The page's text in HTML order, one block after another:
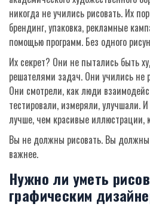
никогда не учились рисовать. Их
брендинг, упаковка, рекламные
помощью программ. Без одного
Их секрет? Они не пытались быть
решателями задач. Они учились не
Они смотрели, как люди
тестировали, измеряли, улучшали. И
лучше, чем красивые иллюстрации,
Вы не должны рисовать. Вы должны
важнее.
Нужно ли уметь
графическим